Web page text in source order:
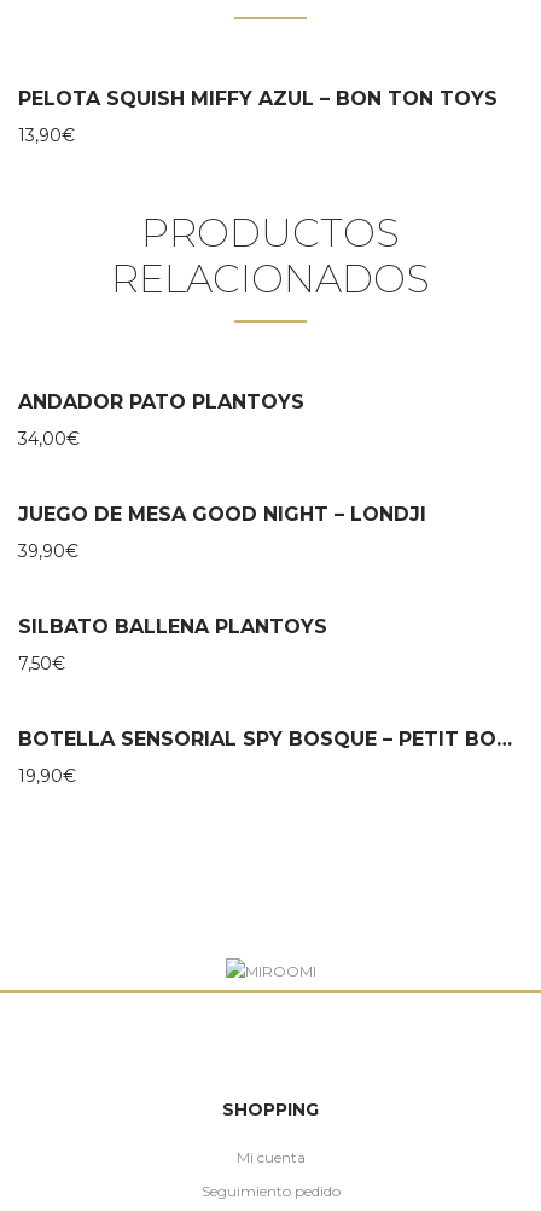
PELOTA SQUISH MIFFY AZUL – BON TON TOYS
13,90€
PRODUCTOS
RELACIONADOS
ANDADOR PATO PLANTOYS
34,00€
JUEGO DE MESA GOOD NIGHT – LONDJI
39,90€
SILBATO BALLENA PLANTOYS
7,50€
BOTELLA SENSORIAL SPY BOSQUE – PETIT BOUM
19,90€
SHOPPING
Mi cuenta
Seguimiento pedido